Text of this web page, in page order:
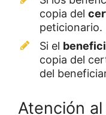
copia del
peticionario.
Si el
copia del
del
Atención